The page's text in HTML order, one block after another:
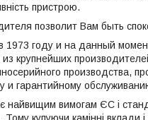
пристрою.
позволит Вам быть
1973 году и на данный
крупнейших
производства,
и гарантийному
найвищим вимогам ЄС і
купуючи камінні вклади і